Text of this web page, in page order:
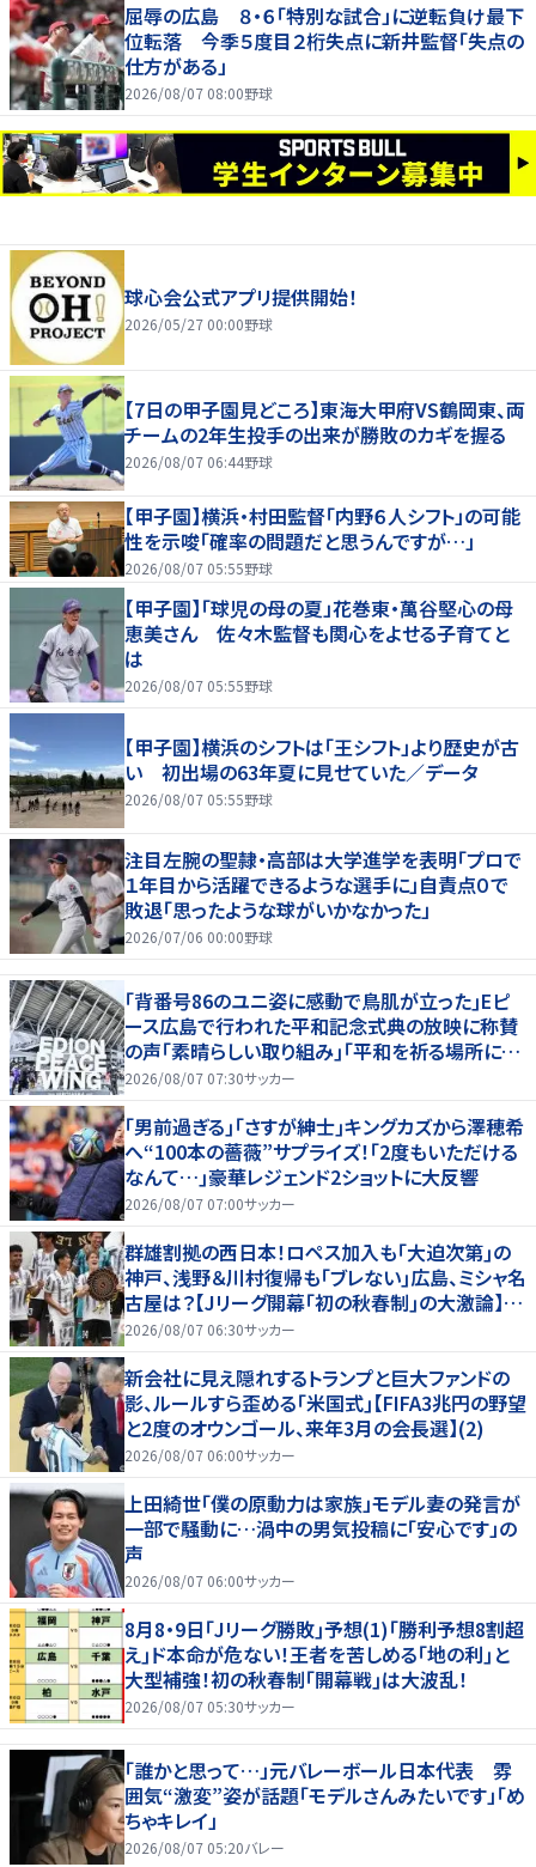
屈辱の広島 ８・６「特別な試合」に逆転負け最下
位転落 今季５度目２桁失点に新井監督「失点の
仕方がある」
2026/08/07 08:00野球
球心会公式アプリ提供開始！
2026/05/27 00:00野球
【7日の甲子園見どころ】東海大甲府VS鶴岡東、両
チームの2年生投手の出来が勝敗のカギを握る
2026/08/07 06:44野球
【甲子園】横浜・村田監督「内野６人シフト」の可能
性を示唆「確率の問題だと思うんですが…」
2026/08/07 05:55野球
【甲子園】「球児の母の夏」花巻東・萬谷堅心の母
恵美さん 佐々木監督も関心をよせる子育てと
は
2026/08/07 05:55野球
【甲子園】横浜のシフトは「王シフト」より歴史が古
い 初出場の63年夏に見せていた／データ
2026/08/07 05:55野球
注目左腕の聖隷・高部は大学進学を表明「プロで
１年目から活躍できるような選手に」自責点０で
敗退「思ったような球がいかなかった」
2026/07/06 00:00野球
｢背番号86のユニ姿に感動で鳥肌が立った｣Eピ
ース広島で行われた平和記念式典の放映に称賛
の声｢素晴らしい取り組み｣｢平和を祈る場所に相
応しい｣
2026/08/07 07:30サッカー
｢男前過ぎる｣｢さすが紳士｣キングカズから澤穂希
へ“100本の薔薇”サプライズ！｢2度もいただける
なんて…｣豪華レジェンド2ショットに大反響
2026/08/07 07:00サッカー
群雄割拠の西日本！ロペス加入も｢大迫次第｣の
神戸、浅野＆川村復帰も｢ブレない｣広島、ミシャ名
古屋は？【Jリーグ開幕｢初の秋春制｣の大激論】
(2)
2026/08/07 06:30サッカー
新会社に見え隠れするトランプと巨大ファンドの
影、ルールすら歪める｢米国式｣【FIFA3兆円の野望
と2度のオウンゴール、来年3月の会長選】(2)
2026/08/07 06:00サッカー
上田綺世「僕の原動力は家族」モデル妻の発言が
一部で騒動に…渦中の男気投稿に「安心です」の
声
2026/08/07 06:00サッカー
8月8・9日｢Jリーグ勝敗｣予想(1)｢勝利予想8割超
え｣ド本命が危ない！王者を苦しめる｢地の利｣と
大型補強！初の秋春制｢開幕戦｣は大波乱！
2026/08/07 05:30サッカー
「誰かと思って…」元バレーボール日本代表 雰
囲気“激変”姿が話題「モデルさんみたいです」「め
ちゃキレイ」
2026/08/07 05:20バレー